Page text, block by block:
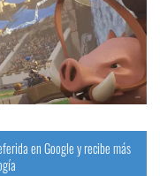
en Google y recibe más